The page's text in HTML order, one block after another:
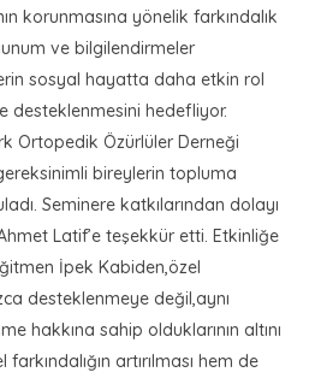
korunmasına yönelik farkındalık
ve bilgilendirmeler
sosyal hayatta daha etkin rol
desteklenmesini hedefliyor.
Ortopedik Özürlüler Derneği
bireylerin topluma
Seminere katkılarından dolayı
Latif’e teşekkür etti. Etkinliğe
İpek Kabiden,özel
desteklenmeye değil,aynı
hakkına sahip olduklarının altını
artırılması hem de